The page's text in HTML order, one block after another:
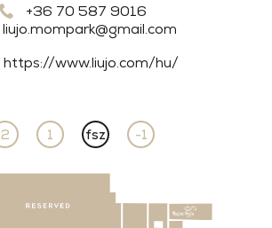
+36 70 587 9016
liujo.mompark@gmail.com
https://www.liujo.com/hu/
2 1 fsz -1